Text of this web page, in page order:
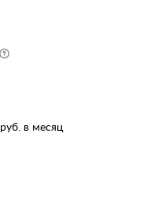
руб. в месяц